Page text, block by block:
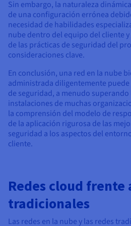
Sin embargo, la naturaleza
de una configuración errónea
necesidad de habilidades
nube dentro del equipo del cliente
de las prácticas de seguridad del
consideraciones clave.
En conclusión, una red en la nube
administrada diligentemente
de seguridad, a menudo
instalaciones de muchas
la comprensión del modelo de
de la aplicación rigurosa de las
seguridad a los aspectos del
cliente.
Redes cloud frente
tradicionales
Las redes en la nube y las redes